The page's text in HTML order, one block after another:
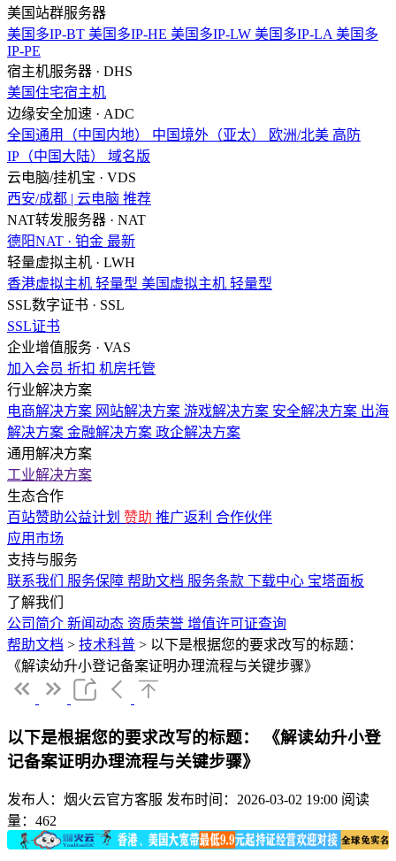
美国站群服务器
美国多IP-BT 美国多IP-HE 美国多IP-LW 美国多IP-LA 美国多
IP-PE
宿主机服务器 · DHS
美国住宅宿主机
边缘安全加速 · ADC
全国通用（中国内地）
中国境外（亚太） 欧洲/北美 高防
IP（中国大陆）
域名版
云电脑/挂机宝 · VDS
西安/成都 | 云电脑 推荐
NAT转发服务器 · NAT
德阳NAT · 铂金 最新
轻量虚拟主机 · LWH
香港虚拟主机 轻量型 美国虚拟主机 轻量型
SSL数字证书 · SSL
SSL证书
企业增值服务 · VAS
加入会员 折扣 机房托管
行业解决方案
电商解决方案 网站解决方案 游戏解决方案 安全解决方案 出海
解决方案 金融解决方案 政企解决方案
通用解决方案
工业解决方案
生态合作
百站赞助公益计划 赞助 推广返利 合作伙伴
应用市场
支持与服务
联系我们
服务保障 帮助文档 服务条款 下载中心 宝塔面板
了解我们
公司简介 新闻动态 资质荣誉 增值许可证查询
帮助文档 > 技术科普 > 以下是根据您的要求改写的标题：
《解读幼升小登记备案证明办理流程与关键步骤》
以下是根据您的要求改写的标题： 《解读幼升小登
记备案证明办理流程与关键步骤》
发布人：烟火云官方客服 发布时间：2026-03-02 19:00 阅读
量：462